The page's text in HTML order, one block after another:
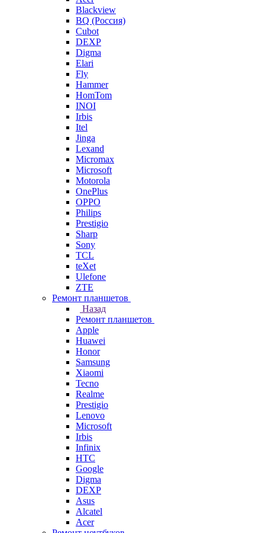
Blackview
BQ (Россия)
Cubot
DEXP
Digma
Elari
Fly
Hammer
HomTom
INOI
Irbis
Itel
Jinga
Lexand
Micromax
Microsoft
Motorola
OnePlus
OPPO
Philips
Prestigio
Sharp
Sony
TCL
teXet
Ulefone
ZTE
Ремонт планшетов
Назад
Ремонт планшетов
Apple
Huawei
Honor
Samsung
Xiaomi
Tecno
Realme
Prestigio
Lenovo
Microsoft
Irbis
Infinix
HTC
Google
Digma
DEXP
Asus
Alcatel
Acer